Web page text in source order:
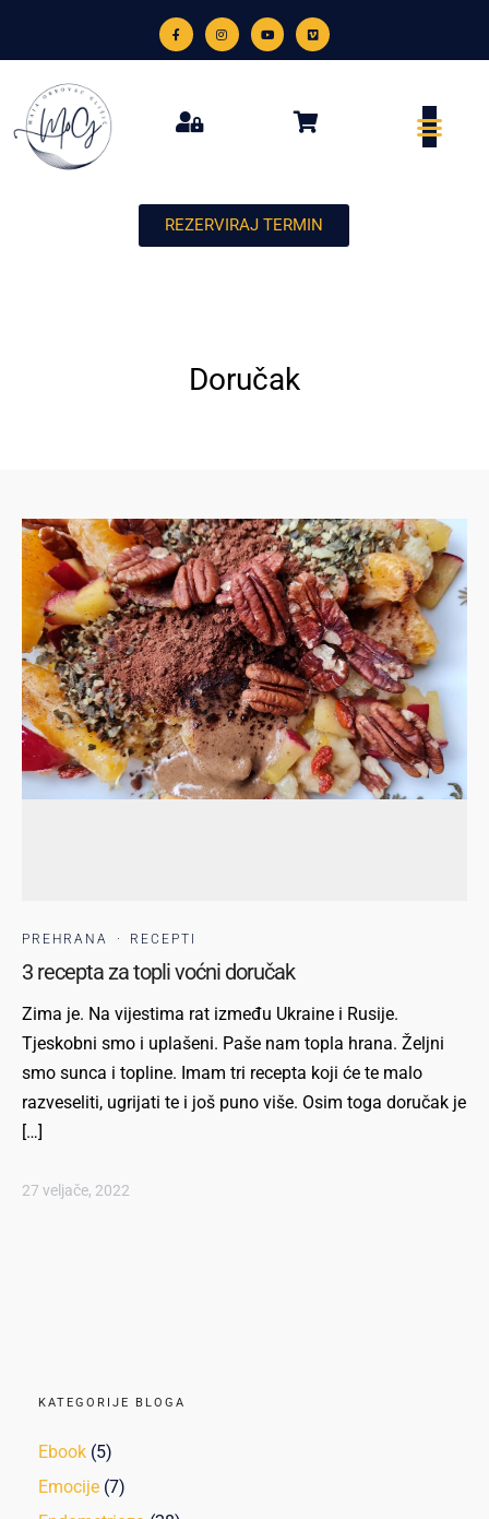
REZERVIRAJ TERMIN
Doručak
PREHRANA · RECEPTI
3 recepta za topli voćni doručak
Zima je. Na vijestima rat između Ukraine i Rusije.
Tjeskobni smo i uplašeni. Paše nam topla hrana. Željni
smo sunca i topline. Imam tri recepta koji će te malo
razveseliti, ugrijati te i još puno više. Osim toga doručak je
[…]
27 veljače, 2022
KATEGORIJE BLOGA
Ebook (5)
Emocije (7)